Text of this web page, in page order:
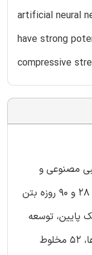
artificial neural
have strong
compressive
مصنوعی و
منطق فازی برای تخمین مقاومت های 7، 28 و 90 روزه بتن
پایین، توسعه
داده شده اند. با هدف ساخت این مدل ها، 52 مخلوط